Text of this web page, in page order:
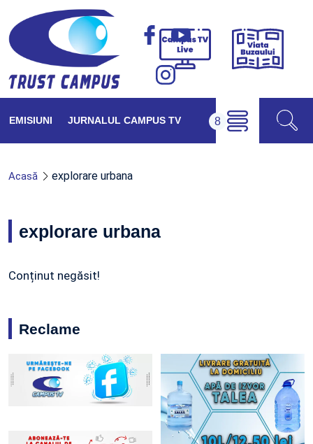
Campus
Viața
EMISIUNI JURNALUL CAMPUS TV
Acasă explorare urbana
explorare urbana
Conținut negăsit!
Reclame